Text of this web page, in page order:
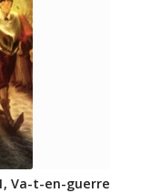
Va-t-en-guerre